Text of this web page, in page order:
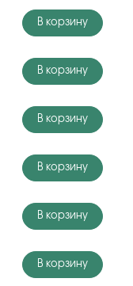
В корзину
В корзину
В корзину
В корзину
В корзину
В корзину